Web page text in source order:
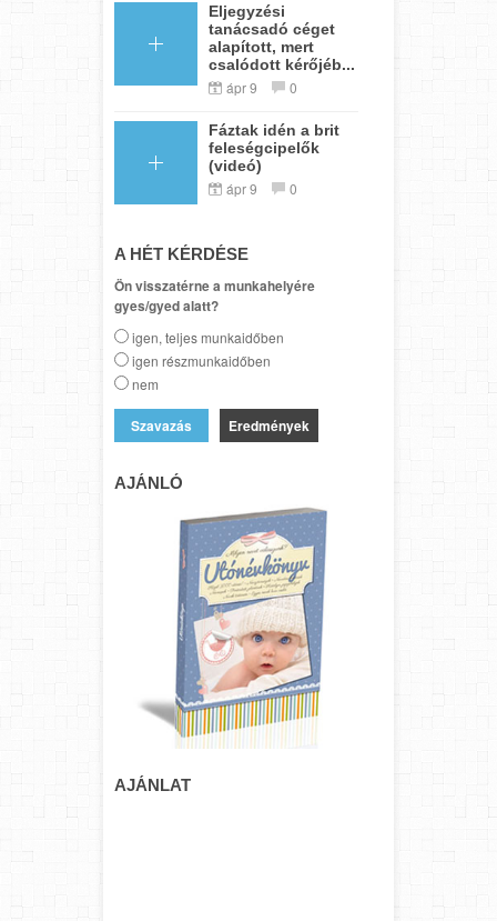
Eljegyzési
tanácsadó céget
alapított, mert
csalódott kérőjéb...
ápr 9 0
Fáztak idén a brit
feleségcipelők
(videó)
ápr 9 0
A HÉT KÉRDÉSE
Ön visszatérne a munkahelyére
gyes/gyed alatt?
igen, teljes munkaidőben
igen részmunkaidőben
nem
Eredmények
AJÁNLÓ
AJÁNLAT